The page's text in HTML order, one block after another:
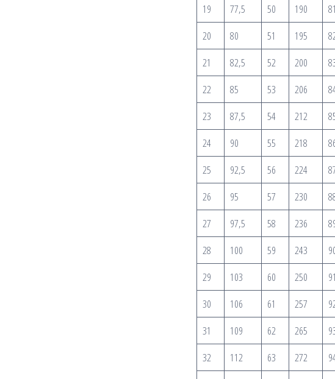
19
77,5 50 190 81
20
80 51 195
21
82,5 52 200
22
85 53 206
23
87,5 54 212
24
90 55 218
25
92,5 56 224
26
95 57 230
27
97,5 58 236
28
100 59 243
29
103 60 250 91
30
106 61 257
31
109 62 265
32
112 63 272